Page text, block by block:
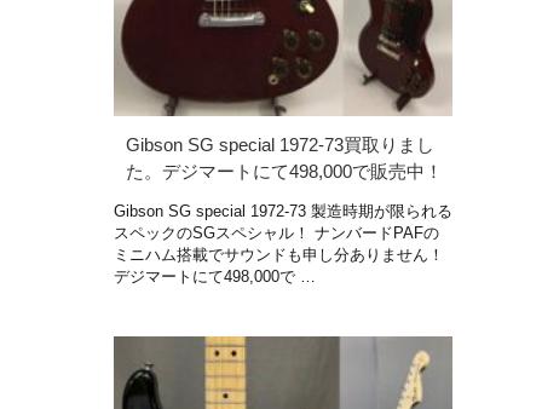
Gibson SG special 1972-73買取りまし
た。デジマートにて498,000で販売中！
Gibson SG special 1972-73 製造時期が限られる
スペックのSGスペシャル！ ナンバードPAFの
ミニハム搭載でサウンドも申し分ありません！
デジマートにて498,000で …